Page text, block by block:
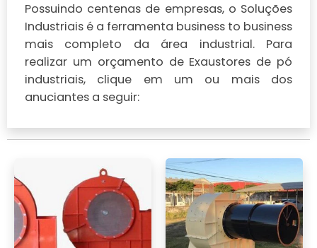
Possuindo centenas de empresas, o Soluções
Industriais é a ferramenta business to business
mais completo da área industrial. Para
realizar um orçamento de Exaustores de pó
industriais, clique em um ou mais dos
anuciantes a seguir: